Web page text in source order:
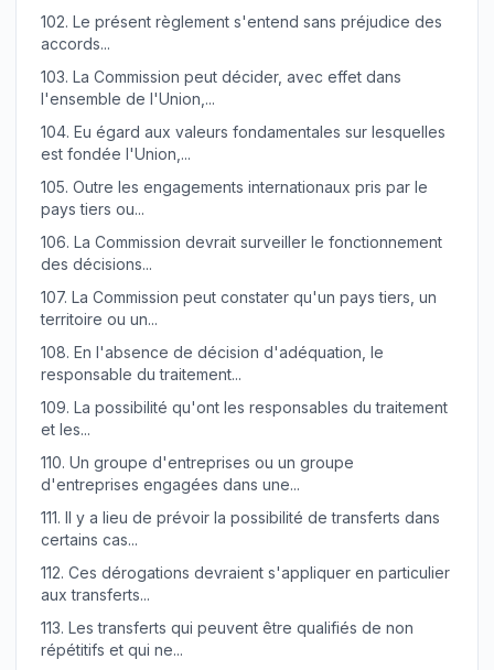
102. Le présent règlement s'entend sans préjudice des
accords...
103. La Commission peut décider, avec effet dans
l'ensemble de l'Union,...
104. Eu égard aux valeurs fondamentales sur lesquelles
est fondée l'Union,...
105. Outre les engagements internationaux pris par le
pays tiers ou...
106. La Commission devrait surveiller le fonctionnement
des décisions...
107. La Commission peut constater qu'un pays tiers, un
territoire ou un...
108. En l'absence de décision d'adéquation, le
responsable du traitement...
109. La possibilité qu'ont les responsables du traitement
et les...
110. Un groupe d'entreprises ou un groupe
d'entreprises engagées dans une...
111. Il y a lieu de prévoir la possibilité de transferts dans
certains cas...
112. Ces dérogations devraient s'appliquer en particulier
aux transferts...
113. Les transferts qui peuvent être qualifiés de non
répétitifs et qui ne...